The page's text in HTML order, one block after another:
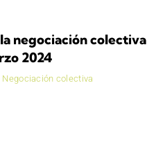
negociación colectiva
2024
Negociación colectiva